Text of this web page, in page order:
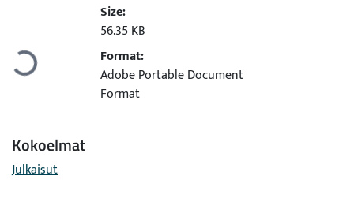
Ladataan...
Size:
56.35 KB
Format:
Adobe Portable Document
Format
Kokoelmat
Julkaisut